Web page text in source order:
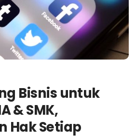
Bisnis untuk
& SMK,
Hak Setiap